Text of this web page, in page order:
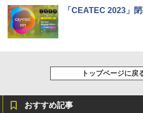
「CEATEC 2023」
トップページに戻
おすすめ記事